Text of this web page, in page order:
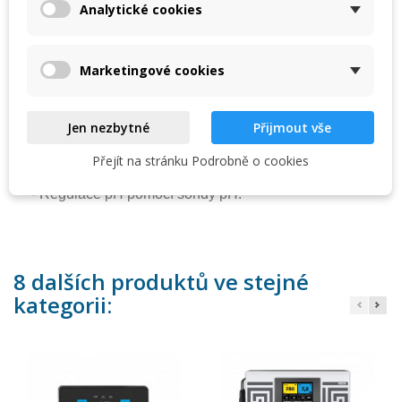
Popis
ASIN AQUA Dose
ASIN AQUA Dose je dávkovací automat vybavený
sondou pH.
- Dávkování chlorové či bez-chlorové dezinfekce
- Regulace pH pomocí sondy pH.
8 dalších produktů ve stejné
kategorii:
add_circle_outline Create new list
Zrušit Vytvořit seznam přání
Analytické cookies
Marketingové cookies
Jen nezbytné
Přijmout vše
Přejít na stránku Podrobně o cookies